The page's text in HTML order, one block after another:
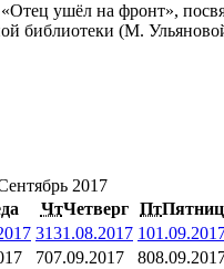
ушёл на фронт»,
библиотеки (М.
2017
ЧтЧетверг Пт
3131.08.2017 1
707.09.2017 8